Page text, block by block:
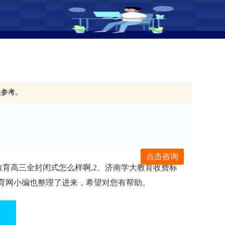
考。
点击咨询
高三全封闭式怎么样啊,2、济南学大教育收费标
小编也整理了进来，希望对您有帮助。